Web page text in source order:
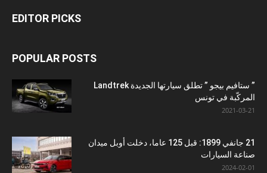
EDITOR PICKS
POPULAR POSTS
” ستافيم بيجو ” تطلق سيارتها الجديدة Landtrek
المركّبة في تونس
2021-03-21
21 جانفي 1899: قبل 125 عاما، دخلت أوبل ميدان
صناعة السيارات
2024-02-01